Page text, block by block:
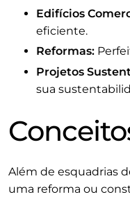
Edifícios
eficiente.
Reformas:
Projetos
sua
Além de esquadrias
uma reforma ou